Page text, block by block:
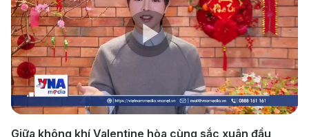
Play
Video
Giữa không khí Valentine hòa cùng sắc xuân đầu